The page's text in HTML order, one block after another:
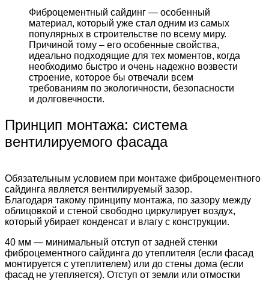
Фиброцементный сайдинг — особенный
материал, который уже стал одним из самых
популярных в строительстве по всему миру.
Причиной тому – его особенные свойства,
идеально подходящие для тех моментов, когда
необходимо быстро и очень надежно возвести
строение, которое бы отвечали всем
требованиям по экологичности, безопасности
и долговечности.
Принцип монтажа: система
вентилируемого фасада
Обязательным условием при монтаже фиброцементного
сайдинга является вентилируемый зазор.
Благодаря такому принципу монтажа, по зазору между
облицовкой и стеной свободно циркулирует воздух,
который убирает конденсат и влагу с конструкции.
40 мм — минимальный отступ от задней стенки
фиброцементного сайдинга до утеплителя (если фасад
монтируется с утеплителем) или до стены дома (если
фасад не утепляется). Отступ от земли или отмостки